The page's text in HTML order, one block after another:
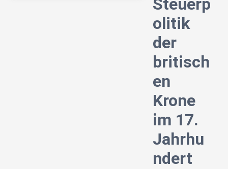
Steuerp
olitik
der
britisch
en
Krone
im 17.
Jahrhu
ndert